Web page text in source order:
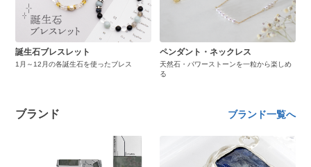
誕生石ブレスレット
1月～12月の各誕生石を使ったブレス
ペンダント・ネックレス
天然石・パワーストーンを一粒から楽しめ
る
ブランド ブランド一覧へ